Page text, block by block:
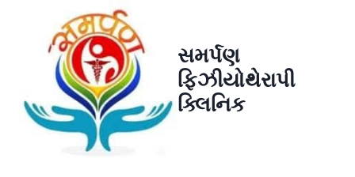
સમર્પણ
ફિઝીયોથેરાપી
ક્લિનિક